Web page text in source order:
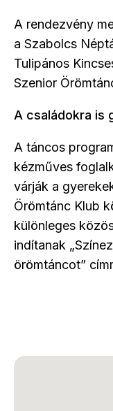
A rendezvény
a Szabolcs
Tulipános
Szenior
A családokra is
A táncos
kézműves
várják a
Örömtánc Klub
különleges
indítanak
örömtáncot”